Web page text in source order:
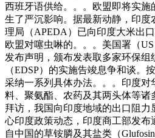
西班牙语供给。。。欧盟即将实
生了严沉影响。据最新动静，印
理局（APEDA）已向印度大米出
欧盟对噻虫啉的。。。美国署（US
发布声明，颁布发表取多家环保组
（EDSP）的实施告竣息争和谈。
采纳一系列具体办法。。。印度对
料、聚氨酯、农药及其两头体等诸
拜访，我国向印度地域的出口阻
心印度政策动态，印度商工部发布
自中国的草铵膦及其盐类（